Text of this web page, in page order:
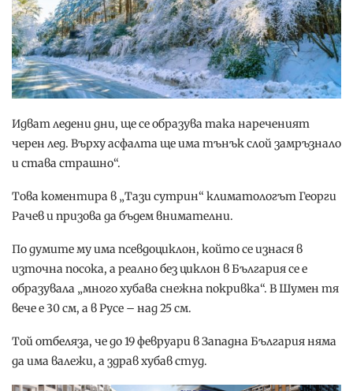
Идват ледени дни, ще се образува така нареченият
черен лед. Върху асфалта ще има тънък слой замръзнало
и става страшно“.
Това коментира в „Тази сутрин“ климатологът Георги
Рачев и призова да бъдем внимателни.
По думите му има псевдоциклон, който се изнася в
източна посока, а реално без циклон в България се е
образувала „много хубава снежна покривка“. В Шумен тя
вече е 30 см, а в Русе – над 25 см.
Той отбеляза, че до 19 февруари в Западна България няма
да има валежи, а здрав хубав студ.